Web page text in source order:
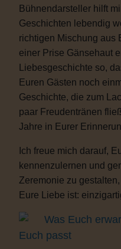
Bühnendarsteller hilft
Geschichten lebendig
richtigen Mischung aus
einer Prise Gänsehaut
Liebesgeschichte so,
Euren Gästen noch
Geschichte, die zum
paar Freudentränen
Jahre in Eurer
Ich freue mich darauf,
kennenzulernen und
Zeremonie zu
Eure Liebe ist:
Was Euch
Euch passt